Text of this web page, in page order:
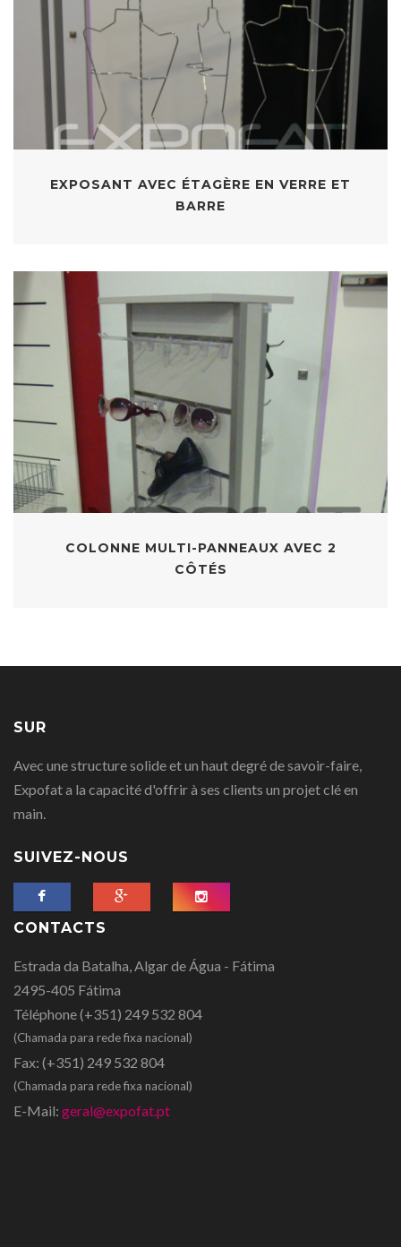
EXPOSANT AVEC ÉTAGÈRE EN VERRE ET
BARRE
COLONNE MULTI-PANNEAUX AVEC 2
CÔTÉS
SUR
Avec une structure solide et un haut degré de savoir-faire,
Expofat a la capacité d'offrir à ses clients un projet clé en
main.
SUIVEZ-NOUS
CONTACTS
Estrada da Batalha, Algar de Água - Fátima
2495-405 Fátima
Téléphone(+351) 249 532 804
(Chamada para rede fixa nacional)
Fax: (+351) 249 532 804
(Chamada para rede fixa nacional)
E-Mail: geral@expofat.pt